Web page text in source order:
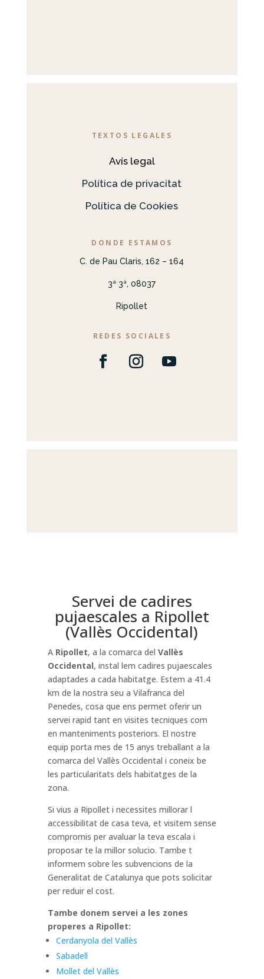
TEXTOS LEGALES
Avís legal
Política de privacitat
Política de Cookies
DONDE ESTAMOS
C. de Pau Claris, 162 – 164
3ª 3ª, 08037
Ripollet
REDES SOCIALES
Servei de cadires
pujaescales a Ripollet
(Vallès Occidental)
A Ripollet, a la comarca del Vallès
Occidental, instal lem cadires pujaescales
adaptades a cada habitatge. Estem a 41.4
km de la nostra seu a Vilafranca del
Penedes, cosa que ens permet oferir un
servei rapid tant en visites tecniques com
en manteniments posteriors. El nostre
equip porta mes de 15 anys treballant a la
comarca del Vallès Occidental i coneix be
les particularitats dels habitatges de la
zona.
Si vius a Ripollet i necessites millorar l
accessibilitat de casa teva, et visitem sense
compromis per avaluar la teva escala i
proposar te la millor solucio. Tambe t
informem sobre les subvencions de la
Generalitat de Catalunya que pots solicitar
per reduir el cost.
Tambe donem servei a les zones
properes a Ripollet:
Cerdanyola del Vallès
Sabadell
Mollet del Vallès